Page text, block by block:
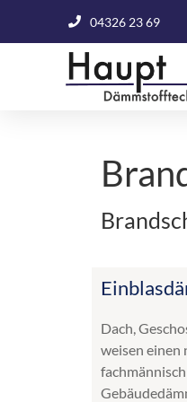
04326 23 69
Dach,
weisen einen